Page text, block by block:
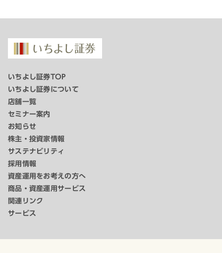
いちよし証券TOP
いちよし証券について
店舗一覧
セミナー案内
お知らせ
株主・投資家情報
サステナビリティ
採用情報
資産運用をお考えの方へ
商品・資産運用サービス
関連リンク
サービス